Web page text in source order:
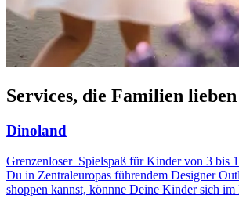
Services, die Familien
Dinoland
Grenzenloser Spielspaß für Kinder von 3 bis
Du in Zentraleuropas führendem Designer
shoppen kannst, könnne Deine Kinder sich